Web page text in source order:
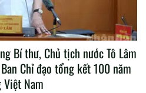
Bí thư, Chủ tịch nước Tô Lâm
Chỉ đạo tổng kết 100 năm
Nam